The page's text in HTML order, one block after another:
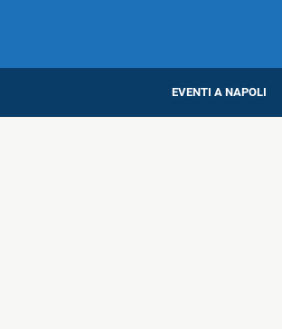
EVENTI A NAPOLI